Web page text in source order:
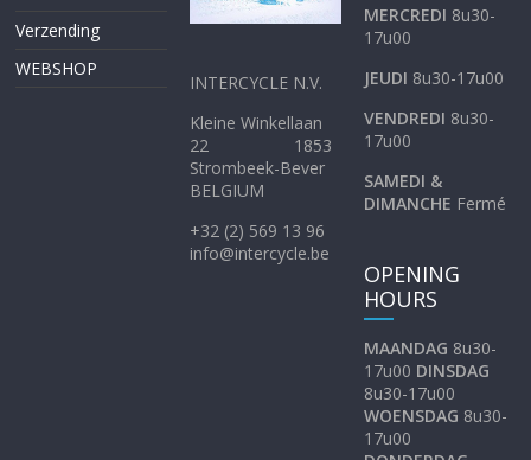
Verzending
WEBSHOP
INTERCYCLE N.V.
Kleine Winkellaan
22 1853
Strombeek-Bever
BELGIUM
+32 (2) 569 13 96
info@intercycle.be
MERCREDI 8u30-
17u00
JEUDI 8u30-17u00
VENDREDI 8u30-
17u00
SAMEDI &
DIMANCHE Fermé
OPENING
HOURS
MAANDAG 8u30-
17u00 DINSDAG
8u30-17u00
WOENSDAG 8u30-
17u00